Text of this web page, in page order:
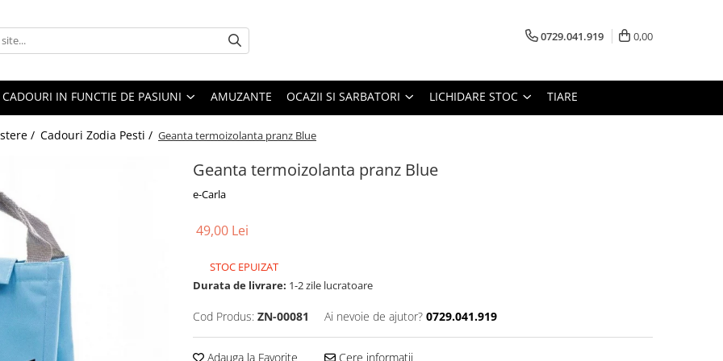
0729.041.919 0,00
CADOURI IN FUNCTIE DE PASIUNI AMUZANTE OCAZII SI SARBATORI LICHIDARE STOC TIARE
/ Cadouri Zodia Pesti / Geanta termoizolanta pranz Blue
Geanta termoizolanta pranz Blue
e-Carla
49,00 Lei
STOC EPUIZAT
Durata de livrare: 1-2 zile lucratoare
Cod Produs: ZN-00081 Ai nevoie de ajutor? 0729.041.919
Adauga la Favorite Cere informatii